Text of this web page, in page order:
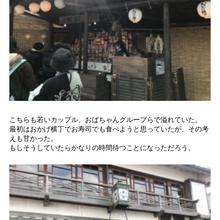
こちらも若いカップル、おばちゃんグループらで溢れていた。
最初はおかげ横丁でお寿司でも食べようと思っていたが、その考
えも甘かった。
もしそうしていたらかなりの時間待つことになっただろう。